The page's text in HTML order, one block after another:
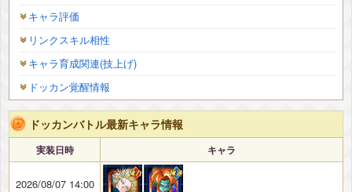
キャラ評価
リンクスキル相性
キャラ育成関連(技上げ)
ドッカン覚醒情報
ドッカンバトル最新キャラ情報
実装日時 キャラ
2026/08/07 14:00